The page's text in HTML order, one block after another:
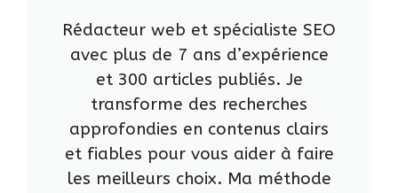
Rédacteur web et spécialiste SEO
avec plus de 7 ans d’expérience
et 300 articles publiés. Je
transforme des recherches
approfondies en contenus clairs
et fiables pour vous aider à faire
les meilleurs choix. Ma méthode